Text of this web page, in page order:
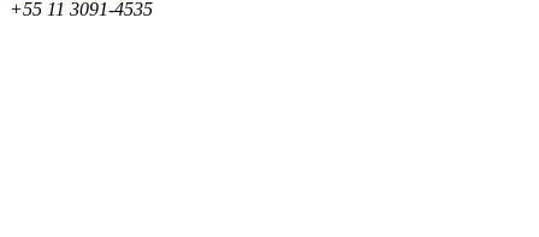
+55 11 3091-4535